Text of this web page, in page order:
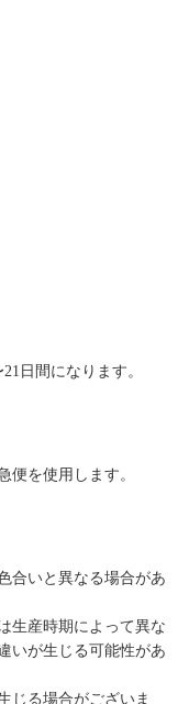
日間になります。
便を使用します。
合いと異なる場合があ
生産時期によって異な
いが生じる可能性があ
じる場合がございま